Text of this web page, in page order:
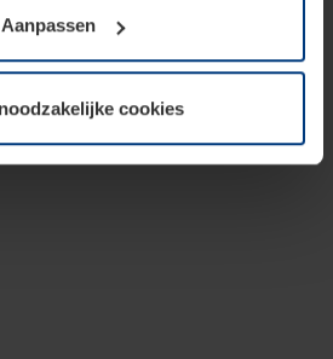
toestemming benodigd. Uw
elk moment bij de uitleg van de
Aanpassen
cookies